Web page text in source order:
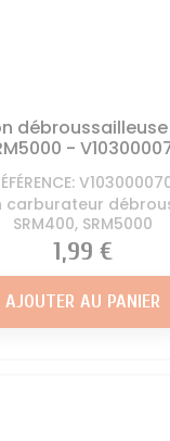
débroussailleuse
-
carburateur
SRM400, SRM5000
Prix
1,99 €
AJOUTER AU PANIER